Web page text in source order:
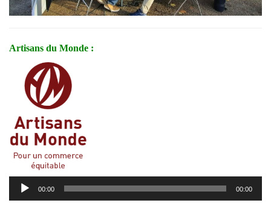
Artisans du Monde :
Lecteur
audio
00:00 00:00